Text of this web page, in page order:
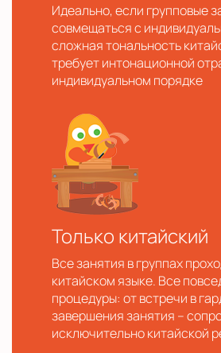
Идеально, если групповые
совмещаться с
сложная тональность
требует интонационной
индивидуальном порядке
Только китайский
Все занятия в группах
китайском языке. Все
процедуры: от встречи в
завершения занятия –
исключительно китайской